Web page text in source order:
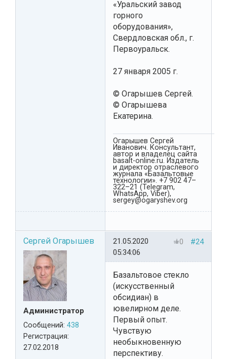
«Уральский завод
горного
оборудования»,
Свердловская обл., г.
Первоуральск.
27 января 2005 г.
© Огарышев Сергей.
© Огарышева
Екатерина.
Огарышев Сергей
Иванович. Консультант,
автор и владелец сайта
basalt-online.ru. Издатель
и директор отраслевого
журнала «Базальтовые
технологии». +7 902 47–
322–21 (Telegram,
WhatsApp, Viber),
sergey@ogaryshev.org
Сергей Огарышев
Администратор
Сообщений: 438
Регистрация:
27.02.2018
#24
0
21.05.2020
05:34:06
Базальтовое стекло
(искусственный
обсидиан) в
ювелирном деле.
Первый опыт.
Чувствую
необыкновенную
перспективу.